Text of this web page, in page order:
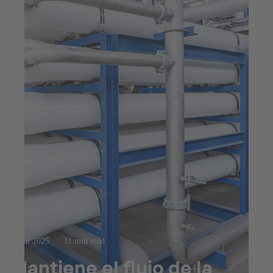
23 jul 2025 11 min read
Mantiene el flujo de la